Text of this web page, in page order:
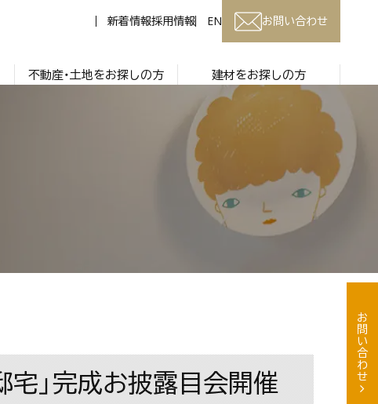
新着情報採用情報 EN お問い合わせ
不動産・土地をお探しの方 建材をお探しの方
宅」完成お披露目会開催
お問い合わせ